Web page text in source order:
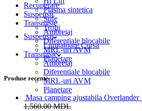
Plasma sintetica
Sufe
Trolii
Suspensii
Limitatoare Cursa
Transmisie
Ambreiaj
Diferentiale blocabile
MRL-uri AVM
Planetare
Recuperare
Suspensii
Transmisie
Ambreiaj
Diferentiale blocabile
MRL-uri AVM
Planetare
Produse recente
Masa camping ajustabila Overlander
1,560.00MDL